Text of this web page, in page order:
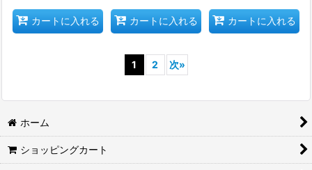
カートに入れる カートに入れる カートに入れる
1 2 次»
ホーム
ショッピングカート